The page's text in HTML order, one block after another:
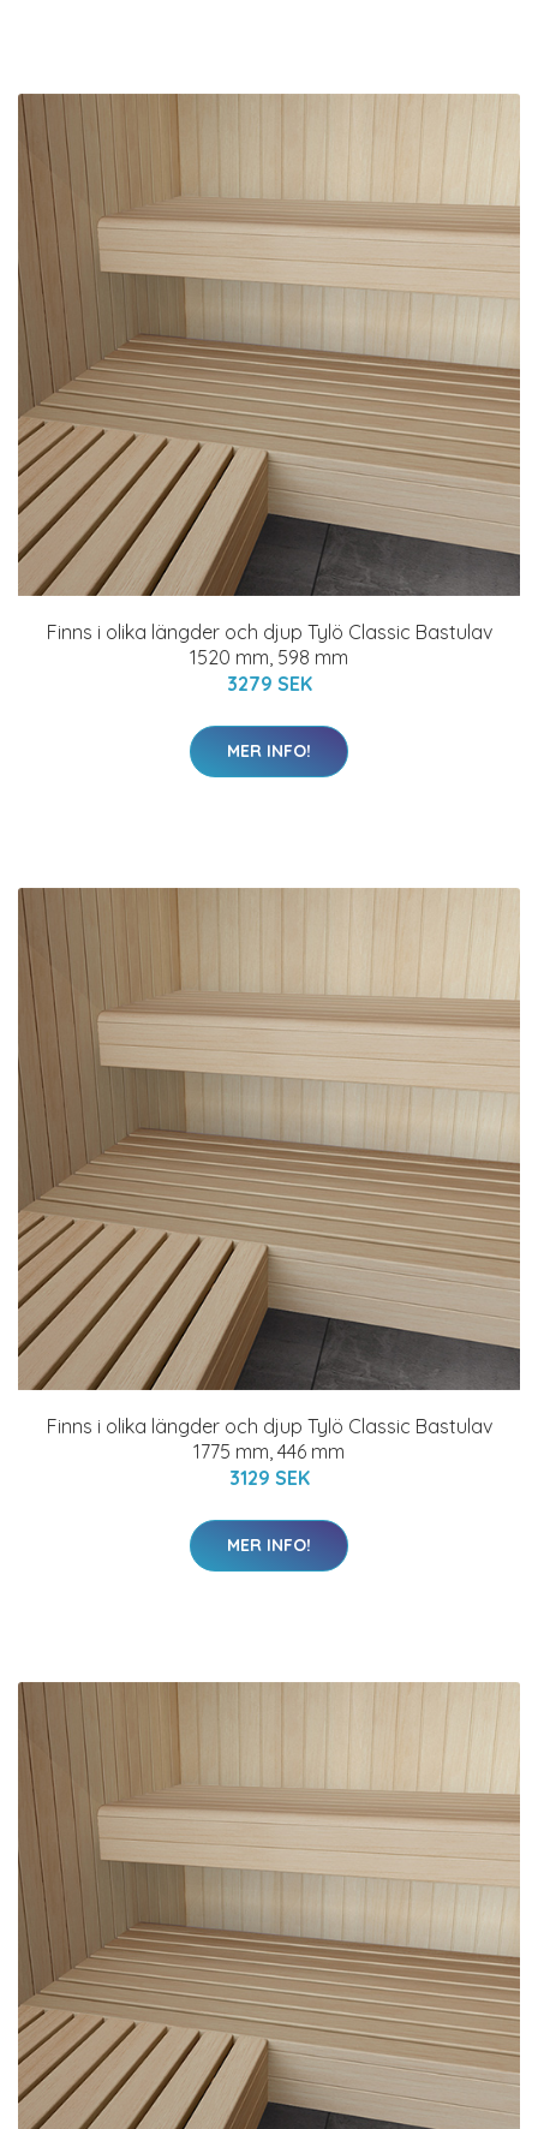
Finns i olika längder och djup Tylö Classic Bastulav
1520 mm, 598 mm
3279 SEK
MER INFO!
Finns i olika längder och djup Tylö Classic Bastulav
1775 mm, 446 mm
3129 SEK
MER INFO!